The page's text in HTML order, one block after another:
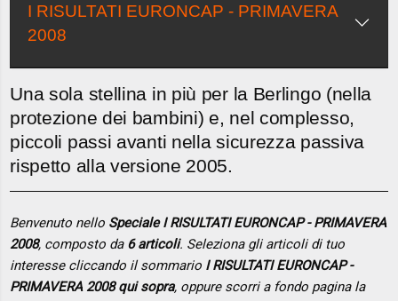
I RISULTATI EURONCAP - PRIMAVERA
2008
Una sola stellina in più per la Berlingo (nella
protezione dei bambini) e, nel complesso,
piccoli passi avanti nella sicurezza passiva
rispetto alla versione 2005.
Benvenuto nello Speciale I RISULTATI EURONCAP - PRIMAVERA
2008, composto da 6 articoli. Seleziona gli articoli di tuo
interesse cliccando il sommario I RISULTATI EURONCAP -
PRIMAVERA 2008 qui sopra, oppure scorri a fondo pagina la